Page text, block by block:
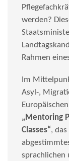
werden?
Rahmen
Im
Asyl-,
„Mentoring
Classes“, das
sprachlichen